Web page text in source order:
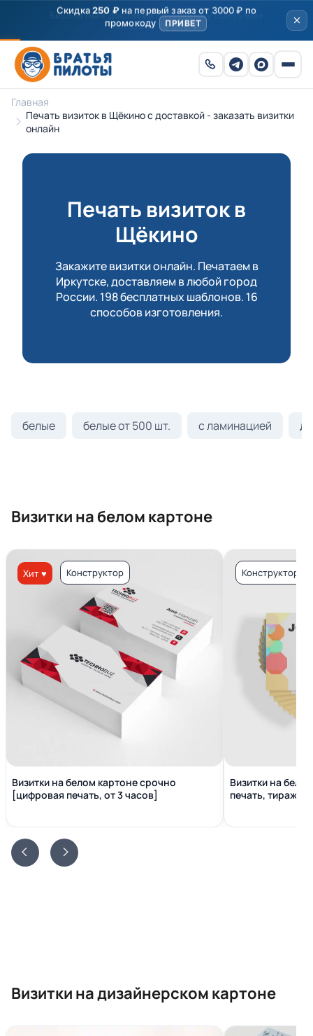
Скидка250 ₽на первый заказ от 3000 ₽ по
промокоду
ПРИВЕТ
Главная
Печать визиток в Щёкино с доставкой - заказать визитки
онлайн
Печать визиток в
Щёкино
Закажите визитки онлайн. Печатаем в
Иркутске, доставляем в любой город
России. 198 бесплатных шаблонов. 16
способов изготовления.
белые белые от 500 шт. с ламинацией
Визитки на белом картоне
Хит ♥ Конструктор
Визитки на белом картоне срочно
[цифровая печать, от 3 часов]
Конструктор
Визитки на
печать, тираж
Визитки на дизайнерском картоне